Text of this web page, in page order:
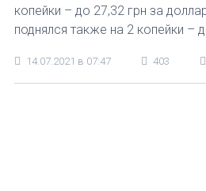
копейки – до 27,32 грн за
поднялся также на 2 копейки –
14.07.2021 в 07:47 403